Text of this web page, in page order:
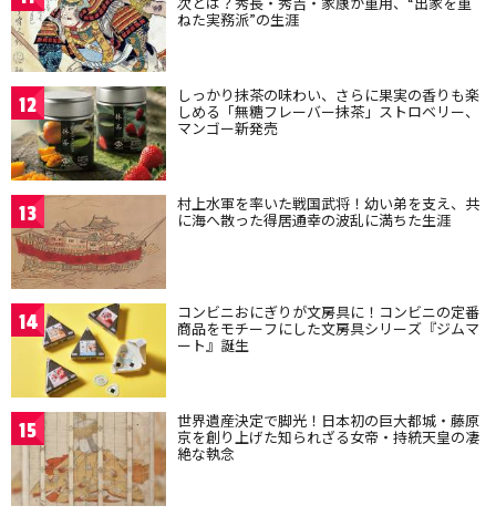
ねた実務派”の生涯
12 しっかり抹茶の味わい、さらに果実の香りも楽
しめる「無糖フレーバー抹茶」ストロベリー、
マンゴー新発売
13 村上水軍を率いた戦国武将！幼い弟を支え、共
に海へ散った得居通幸の波乱に満ちた生涯
14 コンビニおにぎりが文房具に！コンビニの定番
商品をモチーフにした文房具シリーズ『ジムマ
ート』誕生
15 世界遺産決定で脚光！日本初の巨大都城・藤原
京を創り上げた知られざる女帝・持統天皇の凄
絶な執念